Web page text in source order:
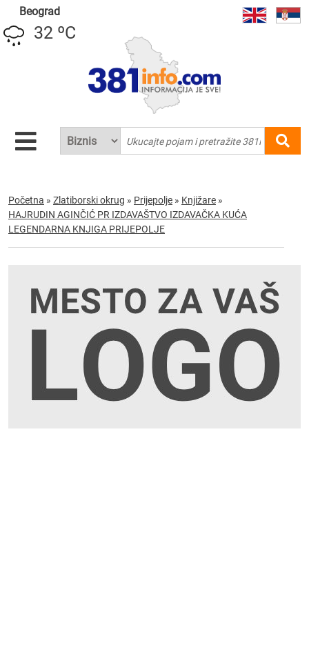
Beograd
32 ºC
Početna » Zlatiborski okrug » Prijepolje » Knjižare »
HAJRUDIN AGINČIĆ PR IZDAVAŠTVO IZDAVAČKA KUĆA
LEGENDARNA KNJIGA PRIJEPOLJE